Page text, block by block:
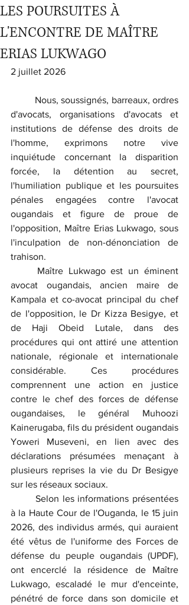
LES POURSUITES À
L'ENCONTRE DE MAÎTRE
ERIAS LUKWAGO
2 juillet 2026
d'avocats, organisations d'avocats et
institutions de défense des droits de
l'homme, exprimons notre vive
inquiétude concernant la disparition
forcée, la détention au secret,
l'humiliation publique et les poursuites
pénales engagées contre l'avocat
ougandais et figure de proue de
l'opposition, Maître Erias Lukwago, sous
l'inculpation de non-dénonciation de
trahison.
avocat ougandais, ancien maire de
Kampala et co-avocat principal du chef
de l'opposition, le Dr Kizza Besigye, et
de Haji Obeid Lutale, dans des
procédures qui ont attiré une attention
nationale, régionale et internationale
considérable. Ces procédures
comprennent une action en justice
contre le chef des forces de défense
ougandaises, le général Muhoozi
Kainerugaba, fils du président ougandais
Yoweri Museveni, en lien avec des
déclarations présumées menaçant à
plusieurs reprises la vie du Dr Besigye
sur les réseaux sociaux.
à la Haute Cour de l'Ouganda, le 15 juin
2026, des individus armés, qui auraient
été vêtus de l'uniforme des Forces de
défense du peuple ougandais (UPDF),
ont encerclé la résidence de Maître
Lukwago, escaladé le mur d'enceinte,
pénétré de force dans son domicile et